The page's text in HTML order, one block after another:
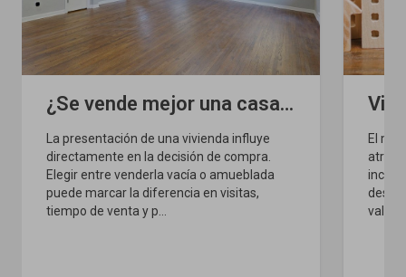
¿Se vende mejor una casa vacía o amueblada?
La presentación de una vivienda influye
directamente en la decisión de compra.
Elegir entre venderla vacía o amueblada
puede marcar la diferencia en visitas,
tiempo de venta y p...
El
valor